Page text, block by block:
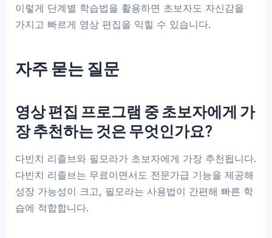
이렇게 단계별 학습법을 활용하면 초보자도 자신감을
가지고 빠르게 영상 편집을 익힐 수 있습니다.
자주 묻는 질문
영상 편집 프로그램 중 초보자에게 가
장 추천하는 것은 무엇인가요?
다빈치 리졸브와 필모라가 초보자에게 가장 추천됩니다.
다빈치 리졸브는 무료이면서도 전문가급 기능을 제공해
성장 가능성이 크고, 필모라는 사용법이 간편해 빠른 학
습에 적합합니다.